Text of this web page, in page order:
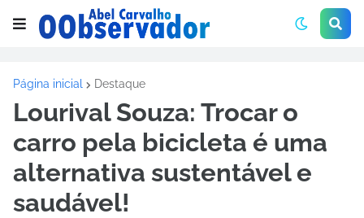
Página inicial Destaque
Lourival Souza: Trocar o
carro pela bicicleta é uma
alternativa sustentável e
saudável!